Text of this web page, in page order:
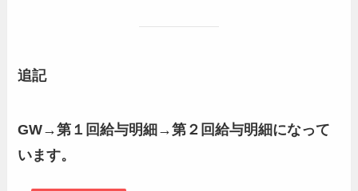
追記
GW→第１回給与明細→第２回給与明細になって
います。